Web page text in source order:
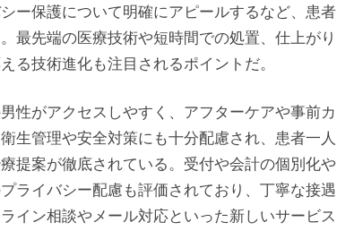
ー保護について明確にアピールするなど、患者
最先端の医療技術や短時間での処置、仕上がり
る技術進化も注目されるポイントだ。
性がアクセスしやすく、アフターケアや事前カ
生管理や安全対策にも十分配慮され、患者一人
提案が徹底されている。受付や会計の個別化や
ライバシー配慮も評価されており、丁寧な接遇
イン相談やメール対応といった新しいサービス